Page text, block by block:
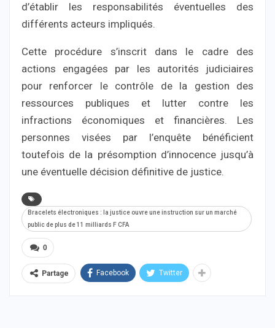
d’établir les responsabilités éventuelles des
différents acteurs impliqués.
Cette procédure s’inscrit dans le cadre des
actions engagées par les autorités judiciaires
pour renforcer le contrôle de la gestion des
ressources publiques et lutter contre les
infractions économiques et financières. Les
personnes visées par l’enquête bénéficient
toutefois de la présomption d’innocence jusqu’à
une éventuelle décision définitive de justice.
Bracelets électroniques : la justice ouvre une instruction sur un marché
public de plus de 11 milliards F CFA
0
Partage Facebook Twitter